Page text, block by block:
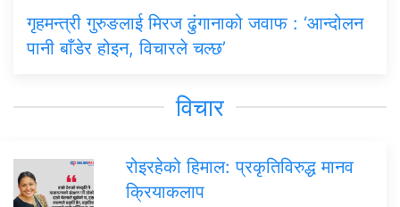
गृहमन्त्री गुरुङलाई मिरज ढुंगानाको जवाफ : ‘आन्दोलन
पानी बाँडेर होइन, विचारले चल्छ’
विचार
रोइरहेको हिमाल: प्रकृतिविरुद्ध मानव
क्रियाकलाप